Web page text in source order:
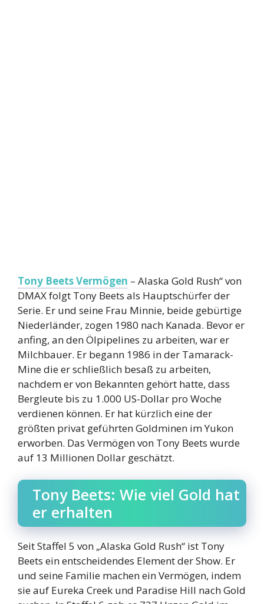
Tony Beets Vermögen – Alaska Gold Rush“ von
DMAX folgt Tony Beets als Hauptschürfer der
Serie. Er und seine Frau Minnie, beide gebürtige
Niederländer, zogen 1980 nach Kanada. Bevor er
anfing, an den Ölpipelines zu arbeiten, war er
Milchbauer. Er begann 1986 in der Tamarack-
Mine die er schließlich besaß zu arbeiten,
nachdem er von Bekannten gehört hatte, dass
Bergleute bis zu 1.000 US-Dollar pro Woche
verdienen können. Er hat kürzlich eine der
größten privat geführten Goldminen im Yukon
erworben. Das Vermögen von Tony Beets wurde
auf 13 Millionen Dollar geschätzt.
Tony Beets: Wie viel Gold hat
er erhalten
Seit Staffel 5 von „Alaska Gold Rush“ ist Tony
Beets ein entscheidendes Element der Show. Er
und seine Familie machen ein Vermögen, indem
sie auf Eureka Creek und Paradise Hill nach Gold